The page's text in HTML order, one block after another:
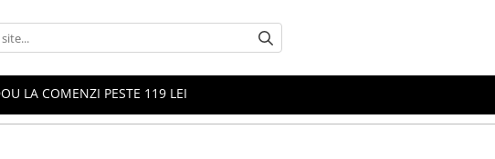
LA COMENZI PESTE 119 LEI